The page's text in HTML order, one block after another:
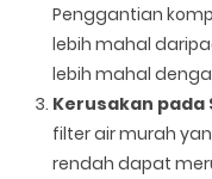
Penggantian
lebih mahal
lebih mahal
Kerusakan pada
filter air murah
rendah dapat